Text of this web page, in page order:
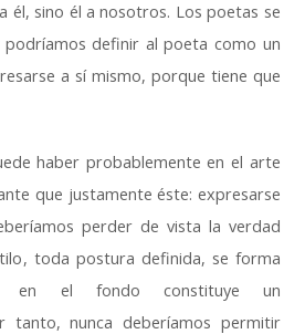
él, sino él a nosotros. Los poetas se
podríamos definir al poeta como un
a sí mismo, porque tiene que
haber probablemente en el arte
que justamente éste: expresarse
perder de vista la verdad
, toda postura definida, se forma
en el fondo constituye un
tanto,nunca deberíamos permitir